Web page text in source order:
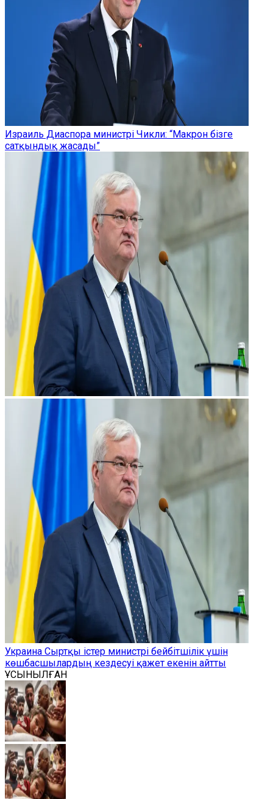
Израиль Диаспора министрі Чикли: “Макрон бізге
сатқындық жасады”
Украина Сыртқы істер министрі бейбітшілік үшін
көшбасшылардың кездесуі қажет екенін айтты
ҰСЫНЫЛҒАН